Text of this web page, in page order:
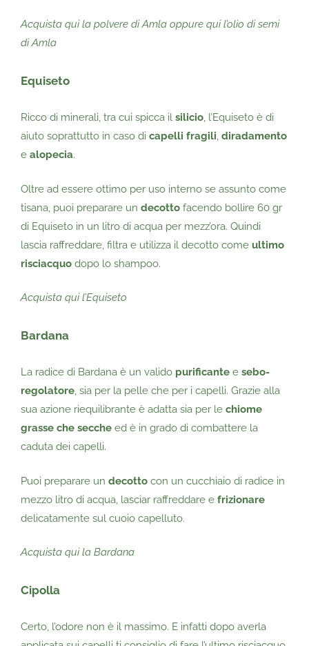
Acquista qui la polvere di Amla oppure qui l’olio di semi
di Amla
Equiseto
Ricco di minerali, tra cui spicca il silicio, l’Equiseto è di
aiuto soprattutto in caso di capelli fragili, diradamento
e alopecia.
Oltre ad essere ottimo per uso interno se assunto come
tisana, puoi preparare un decotto facendo bollire 60 gr
di Equiseto in un litro di acqua per mezz’ora. Quindi
lascia raffreddare, filtra e utilizza il decotto come ultimo
risciacquo dopo lo shampoo.
Acquista qui l’Equiseto
Bardana
La radice di Bardana è un valido purificante e sebo-
regolatore, sia per la pelle che per i capelli. Grazie alla
sua azione riequilibrante è adatta sia per le chiome
grasse che secche ed è in grado di combattere la
caduta dei capelli.
Puoi preparare un decotto con un cucchiaio di radice in
mezzo litro di acqua, lasciar raffreddare e frizionare
delicatamente sul cuoio capelluto.
Acquista qui la Bardana
Cipolla
Certo, l’odore non è il massimo. E infatti dopo averla